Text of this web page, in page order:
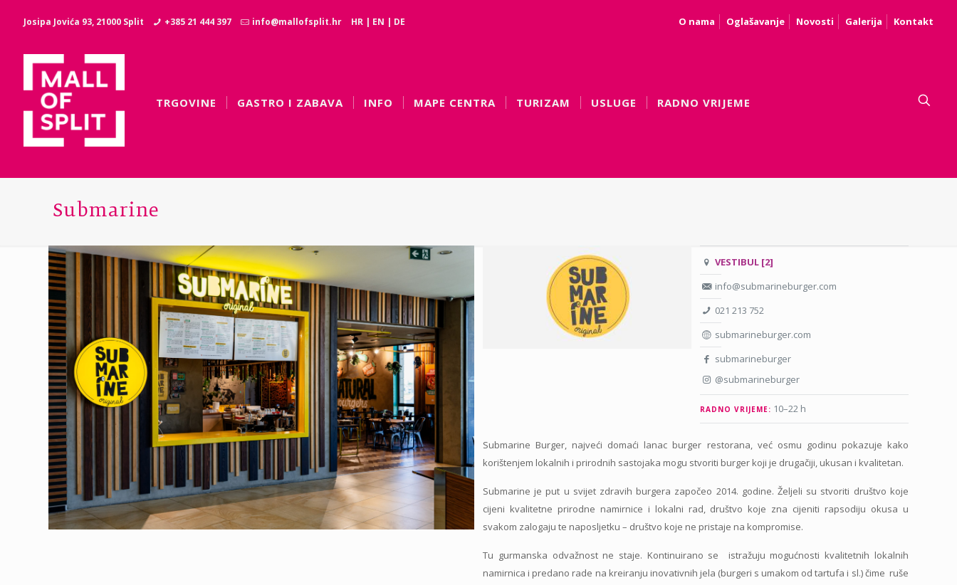
Josipa Jovića 93, 21000 Split +385 21 444 397 info@mallofsplit.hr HR | EN | DE O nama Oglašavanje Novosti Galerija Kontakt
TRGOVINE GASTRO I ZABAVA INFO MAPE CENTRA TURIZAM USLUGE RADNO VRIJEME
Submarine
VESTIBUL [2]
info@submarineburger.com
021 213 752
submarineburger.com
submarineburger
@submarineburger
RADNO VRIJEME: 10–22 h
Submarine Burger, najveći domaći lanac burger restorana, već osmu godinu pokazuje kako
korištenjem lokalnih i prirodnih sastojaka mogu stvoriti burger koji je drugačiji, ukusan i kvalitetan.
Submarine je put u svijet zdravih burgera započeo 2014. godine. Željeli su stvoriti društvo koje
cijeni kvalitetne prirodne namirnice i lokalni rad, društvo koje zna cijeniti rapsodiju okusa u
svakom zalogaju te naposljetku – društvo koje ne pristaje na kompromise.
Tu gurmanska odvažnost ne staje. Kontinuirano se istražuju mogućnosti kvalitetnih lokalnih
namirnica i predano rade na kreiranju inovativnih jela (burgeri s umakom od tartufa i sl.) čime ruše